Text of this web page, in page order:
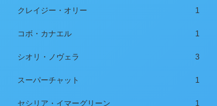
クレイジー・オリー 1
コボ・カナエル 1
シオリ・ノヴェラ 3
スーパーチャット 1
セシリア・イマーグリーン 1